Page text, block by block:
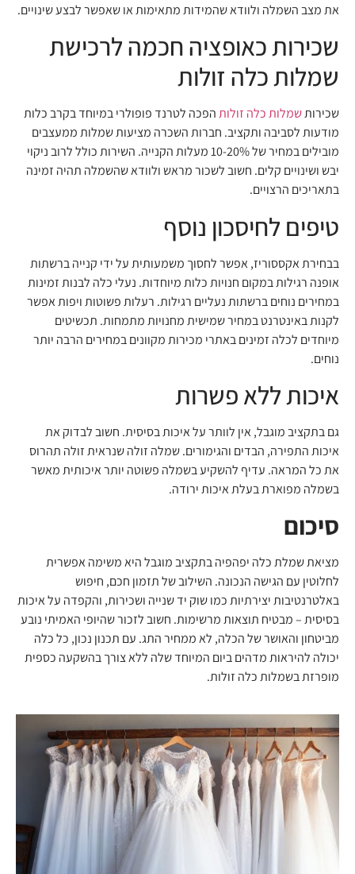
את מצב השמלה ולוודא שהמידות מתאימות או שאפשר לבצע שינויים.
שכירות כאופציה חכמה לרכישת
שמלות כלה זולות
שכירותשמלות כלה זולותהפכה לטרנד פופולרי במיוחד בקרב כלות
מודעות לסביבה ותקציב. חברות השכרה מציעות שמלות ממעצבים
מובילים במחיר של 10-20% מעלות הקנייה. השירות כולל לרוב ניקוי
יבש ושינויים קלים. חשוב לשכור מראש ולוודא שהשמלה תהיה זמינה
בתאריכים הרצויים.
טיפים לחיסכון נוסף
בבחירת אקססוריז, אפשר לחסוך משמעותית על ידי קנייה ברשתות
אופנה רגילות במקום חנויות כלות מיוחדות. נעלי כלה לבנות זמינות
במחירים נוחים ברשתות נעליים רגילות. רעלות פשוטות ויפות אפשר
לקנות באינטרנט במחיר שמישית מחנויות מתמחות. תכשיטים
מיוחדים לכלה זמינים באתרי מכירות מקוונים במחירים הרבה יותר
נוחים.
איכות ללא פשרות
גם בתקציב מוגבל, אין לוותר על איכות בסיסית. חשוב לבדוק את
איכות התפירה, הבדים והגימורים. שמלה זולה שנראית זולה תהרוס
את כל המראה. עדיף להשקיע בשמלה פשוטה יותר איכותית מאשר
בשמלה מפוארת בעלת איכות ירודה.
סיכום
מציאת שמלת כלה יפהפיה בתקציב מוגבל היא משימה אפשרית
לחלוטין עם הגישה הנכונה. השילוב של תזמון חכם, חיפוש
באלטרנטיבות יצירתיות כמו שוק יד שנייה ושכירות, והקפדה על איכות
בסיסית – מבטיח תוצאות מרשימות. חשוב לזכור שהיופי האמיתי נובע
מביטחון והאושר של הכלה, לא ממחיר התג. עם תכנון נכון, כל כלה
יכולה להיראות מדהים ביום המיוחד שלה ללא צורך בהשקעה כספית
מופרזת בשמלות כלה זולות.